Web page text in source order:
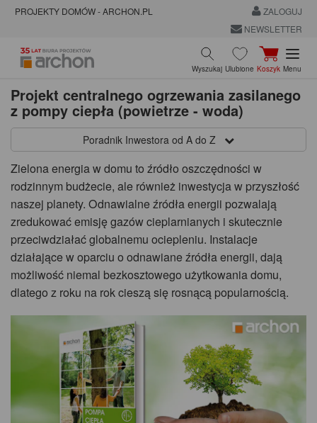
PROJEKTY DOMÓW - ARCHON.PL
ZALOGUJ
NEWSLETTER
Wyszukaj Ulubione Koszyk Menu
Projekt centralnego ogrzewania zasilanego
z pompy ciepła (powietrze - woda)
Poradnik Inwestora od A do Z
Zielona energia w domu to źródło oszczędności w
rodzinnym budżecie, ale również inwestycja w przyszłość
naszej planety. Odnawialne źródła energii pozwalają
zredukować emisję gazów cieplarnianych i skutecznie
przeciwdziałać globalnemu ociepleniu. Instalacje
działające w oparciu o odnawiane źródła energii, dają
możliwość niemal bezkosztowego użytkowania domu,
dlatego z roku na rok cieszą się rosnącą popularnością.